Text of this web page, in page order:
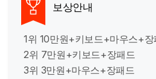
보상안내
1위 10만원+키보드+마우스+장
2위 7만원+키보드+장패드
3위 3만원+마우스+장패드